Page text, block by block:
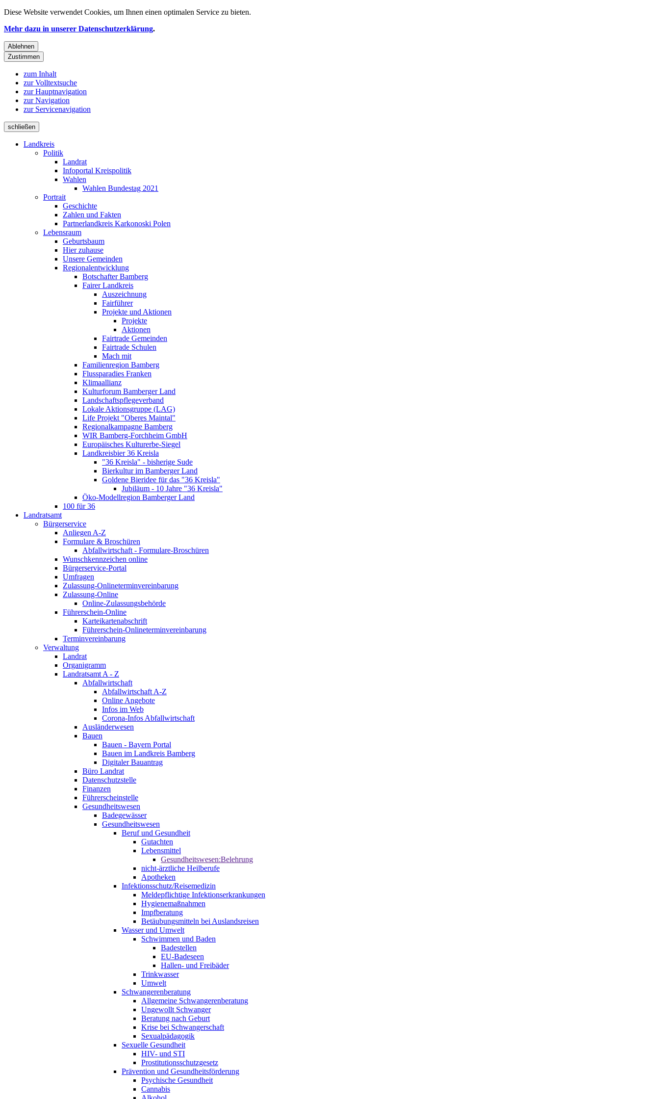
Diese Website verwendet Cookies, um Ihnen einen optimalen Service zu bieten.
Mehr dazu in unserer Datenschutzerklärung.
Ablehnen
Zustimmen
zum Inhalt
zur Volltextsuche
zur Hauptnavigation
zur Navigation
zur Servicenavigation
schließen
Landkreis
Politik
Landrat
Infoportal Kreispolitik
Wahlen
Wahlen Bundestag 2021
Portrait
Geschichte
Zahlen und Fakten
Partnerlandkreis Karkonoski Polen
Lebensraum
Geburtsbaum
Hier zuhause
Unsere Gemeinden
Regionalentwicklung
Botschafter Bamberg
Fairer Landkreis
Auszeichnung
Fairführer
Projekte und Aktionen
Projekte
Aktionen
Fairtrade Gemeinden
Fairtrade Schulen
Mach mit
Familienregion Bamberg
Flussparadies Franken
Klimaallianz
Kulturforum Bamberger Land
Landschaftspflegeverband
Lokale Aktionsgruppe (LAG)
Life Projekt "Oberes Maintal"
Regionalkampagne Bamberg
WIR Bamberg-Forchheim GmbH
Europäisches Kulturerbe-Siegel
Landkreisbier 36 Kreisla
"36 Kreisla" - bisherige Sude
Bierkultur im Bamberger Land
Goldene Bieridee für das "36 Kreisla"
Jubiläum - 10 Jahre "36 Kreisla"
Öko-Modellregion Bamberger Land
100 für 36
Landratsamt
Bürgerservice
Anliegen A-Z
Formulare & Broschüren
Abfallwirtschaft - Formulare-Broschüren
Wunschkennzeichen online
Bürgerservice-Portal
Umfragen
Zulassung-Onlineterminvereinbarung
Zulassung-Online
Online-Zulassungsbehörde
Führerschein-Online
Karteikartenabschrift
Führerschein-Onlineterminvereinbarung
Terminvereinbarung
Verwaltung
Landrat
Organigramm
Landratsamt A - Z
Abfallwirtschaft
Abfallwirtschaft A-Z
Online Angebote
Infos im Web
Corona-Infos Abfallwirtschaft
Ausländerwesen
Bauen
Bauen - Bayern Portal
Bauen im Landkreis Bamberg
Digitaler Bauantrag
Büro Landrat
Datenschutzstelle
Finanzen
Führerscheinstelle
Gesundheitswesen
Badegewässer
Gesundheitswesen
Beruf und Gesundheit
Gutachten
Lebensmittel
Gesundheitswesen:Belehrung
nicht-ärztliche Heilberufe
Apotheken
Infektionsschutz/Reisemedizin
Meldepflichtige Infektionserkrankungen
Hygienemaßnahmen
Impfberatung
Betäubungsmitteln bei Auslandsreisen
Wasser und Umwelt
Schwimmen und Baden
Badestellen
EU-Badeseen
Hallen- und Freibäder
Trinkwasser
Umwelt
Schwangerenberatung
Allgemeine Schwangerenberatung
Ungewollt Schwanger
Beratung nach Geburt
Krise bei Schwangerschaft
Sexualpädagogik
Sexuelle Gesundheit
HIV- und STI
Prostitutionsschutzgesetz
Prävention und Gesundheitsförderung
Psychische Gesundheit
Cannabis